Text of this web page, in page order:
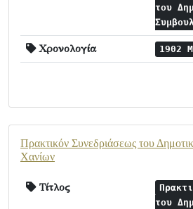
του
Χρονολογία 1902
Πρακτικόν Συνεδριάσεως του
Χανίων
Τίτλος
του